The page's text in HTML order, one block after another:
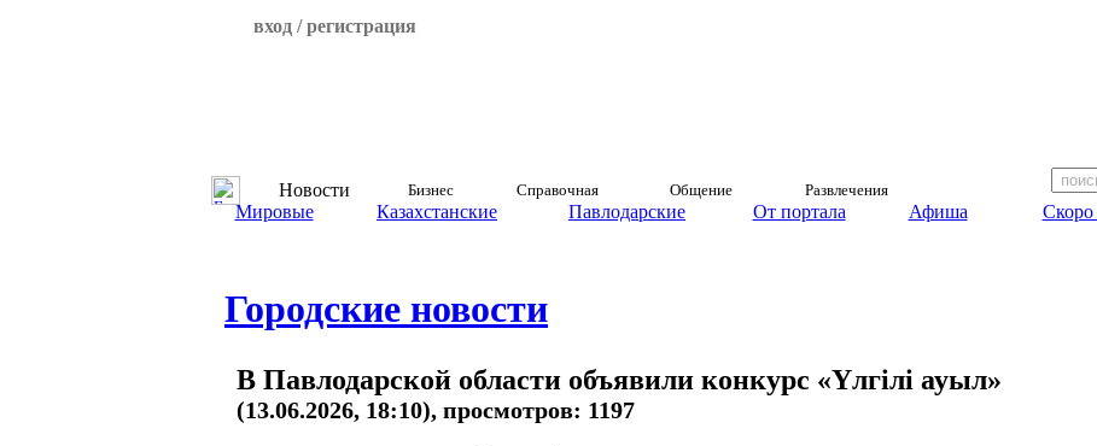
вход / регистрация
Новости Бизнес Справочная Общение Развлечения
Мировые Казахстанские Павлодарские От портала Афиша
Городские новости
В Павлодарской области объявили конкурс «Үлгілі ауыл»
(13.06.2026, 18:10), просмотров: 1197